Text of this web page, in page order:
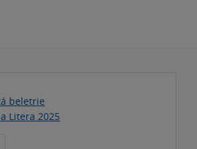
beletrie
Litera 2025